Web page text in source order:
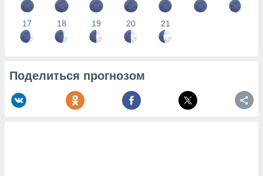
17 18 19 20 21
Поделиться прогнозом